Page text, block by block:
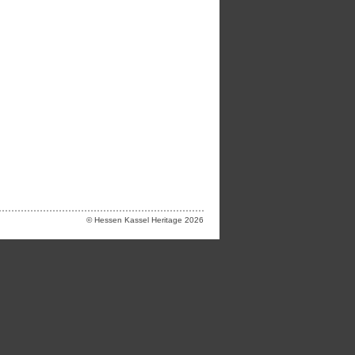
© Hessen Kassel Heritage 2026